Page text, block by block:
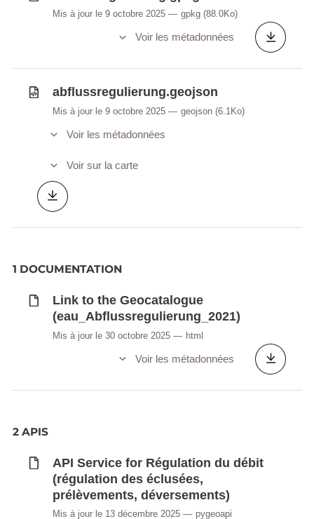
Mis à jour le 9 octobre 2025 gpkg (88.0Ko)
Voir les métadonnées
abflussregulierung.geojson
Mis à jour le 9 octobre 2025 geojson (6.1Ko)
Voir les métadonnées
Voir sur la carte
1 DOCUMENTATION
Link to the Geocatalogue
(eau_Abflussregulierung_2021)
Mis à jour le 30 octobre 2025 html
Voir les métadonnées
2 APIS
API Service for Régulation du débit
(régulation des éclusées,
prélèvements, déversements)
Mis à jour le 13 décembre 2025 pygeoapi